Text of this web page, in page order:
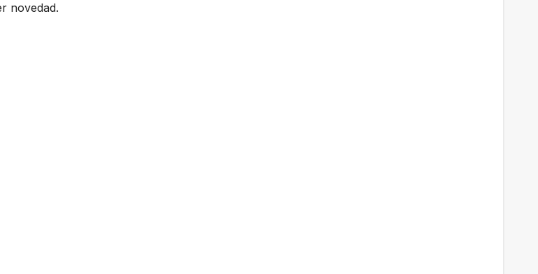
novedad.